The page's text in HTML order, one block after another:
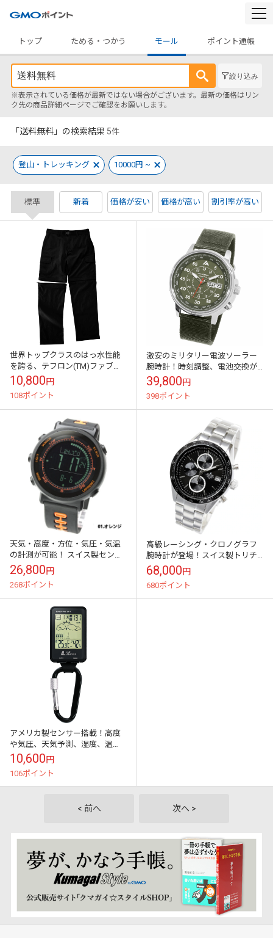
トップ
ためる・つかう モール ポイント通帳
絞り込み
※表示されている価格が最新ではない場合がございます。最新の価格はリン
ク先の商品詳細ページでご確認をお願いします。
「送料無料」の検索結果 5件
登山・トレッキング 10000円 ~
標準 新着 価格が安い 価格が高い 割引率が高い
世界トップクラスのはっ水性能
を誇る、テフロン(TM)ファブリ
ックプロテクター加工のトレッ
キングパンツ コンバーチブル・
カーゴパンツ...
10,800円
108ポイント
激安のミリタリー電波ソーラー
腕時計！時刻調整、電池交換が
不要！パーペチュアルカレンダ
ー搭載！
39,800円
398ポイント
天気・高度・方位・気圧・気温
の計測が可能！ スイス製センサ
ーを搭載したアウトドア派のモ
テ腕時計！
26,800円
268ポイント
高級レーシング・クロノグラフ
腕時計が登場！スイス製トリチ
ウムを搭載し、暗闇にも映える
腕時計
68,000円
680ポイント
アメリカ製センサー搭載！高度
や気圧、天気予測、湿度、温
度、方位がわかる、激安アウト
ドア・ギア！
10,600円
106ポイント
< 前へ 次へ >